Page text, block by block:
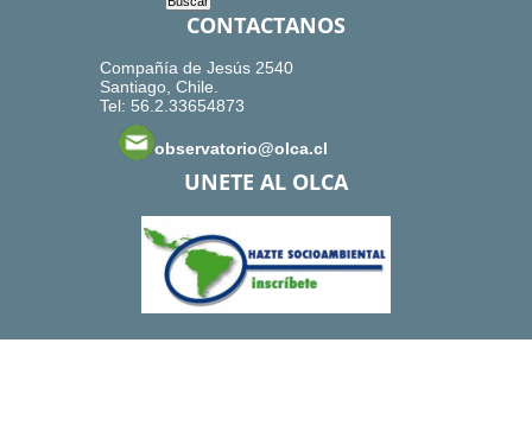
CONTACTANOS
Compañía de Jesús 2540
Santiago, Chile.
Tel: 56.2.33654873
observatorio@olca.cl
UNETE AL OLCA